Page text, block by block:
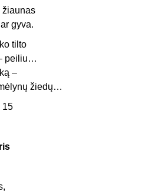
žiaunas
gyva.
tilto
peiliu…
–
žiedų…
15